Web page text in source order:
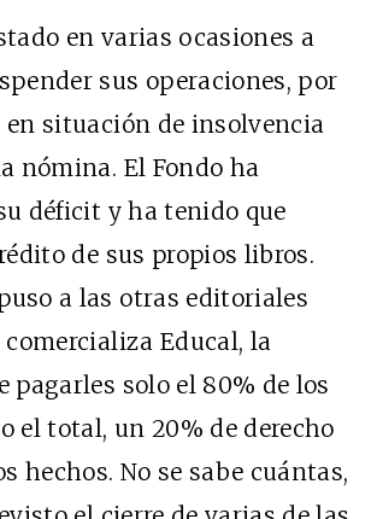
en varias ocasiones a
sus operaciones, por
en situación de insolvencia
nómina. El Fondo ha
déficit y ha tenido que
de sus propios libros.
a las otras editoriales
Educal, la
pagarles solo el 80% de los
el total, un 20% de derecho
hechos. No se sabe cuántas,